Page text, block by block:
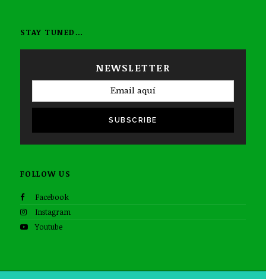
STAY TUNED…
NEWSLETTER
SUBSCRIBE
FOLLOW US
Facebook
Instagram
Youtube